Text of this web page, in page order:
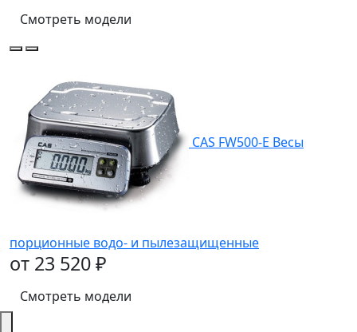
Смотреть модели
CAS FW500-Е Весы
порционные водо- и пылезащищенные
от 23 520 ₽
Смотреть модели